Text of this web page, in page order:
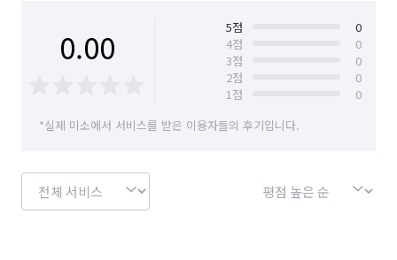
0.00 5점
0
4점
0
3점
0
2점
0
1점
0
*실제 미소에서 서비스를 받은 이용자들의 후기입니다.